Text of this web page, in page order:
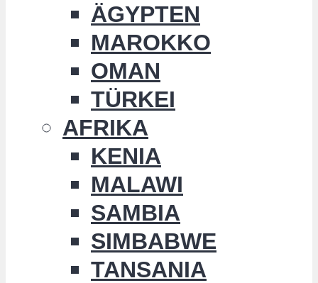
ÄGYPTEN
MAROKKO
OMAN
TÜRKEI
AFRIKA
KENIA
MALAWI
SAMBIA
SIMBABWE
TANSANIA